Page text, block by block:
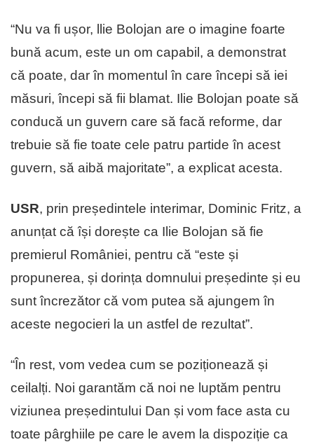
“Nu va fi ușor, llie Bolojan are o imagine foarte
bună acum, este un om capabil, a demonstrat
că poate, dar în momentul în care începi să iei
măsuri, începi să fii blamat. Ilie Bolojan poate să
conducă un guvern care să facă reforme, dar
trebuie să fie toate cele patru partide în acest
guvern, să aibă majoritate”, a explicat acesta.
USR, prin președintele interimar, Dominic Fritz, a
anunțat că își dorește ca Ilie Bolojan să fie
premierul României, pentru că “este și
propunerea, și dorința domnului președinte și eu
sunt încrezător că vom putea să ajungem în
aceste negocieri la un astfel de rezultat”.
“În rest, vom vedea cum se poziționează și
ceilalți. Noi garantăm că noi ne luptăm pentru
viziunea președintului Dan și vom face asta cu
toate pârghiile pe care le avem la dispoziție ca